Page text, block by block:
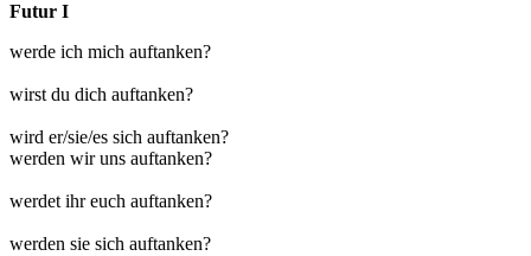
Futur I
werde ich mich auftanken?
wirst du dich auftanken?
wird er/sie/es sich auftanken?
werden wir uns auftanken?
werdet ihr euch auftanken?
werden sie sich auftanken?